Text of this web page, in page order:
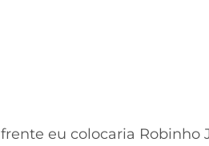
eu colocaria Robinho